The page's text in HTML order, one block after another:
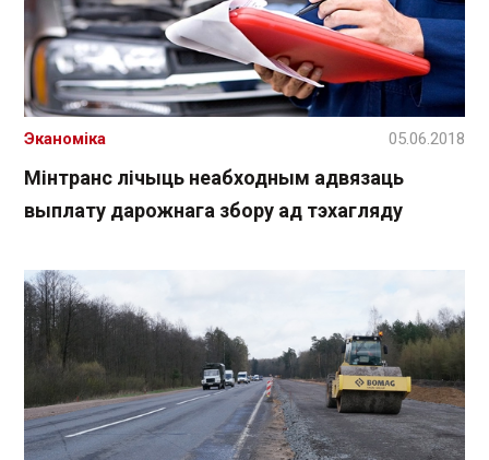
Мінтранс лічыць неабходным адвязаць
выплату дарожнага збору ад тэхагляду
Эканоміка 05.06.2018